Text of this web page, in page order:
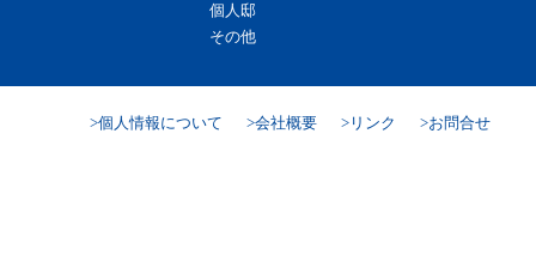
個人邸
その他
個人情報について 会社概要 リンク お問合せ